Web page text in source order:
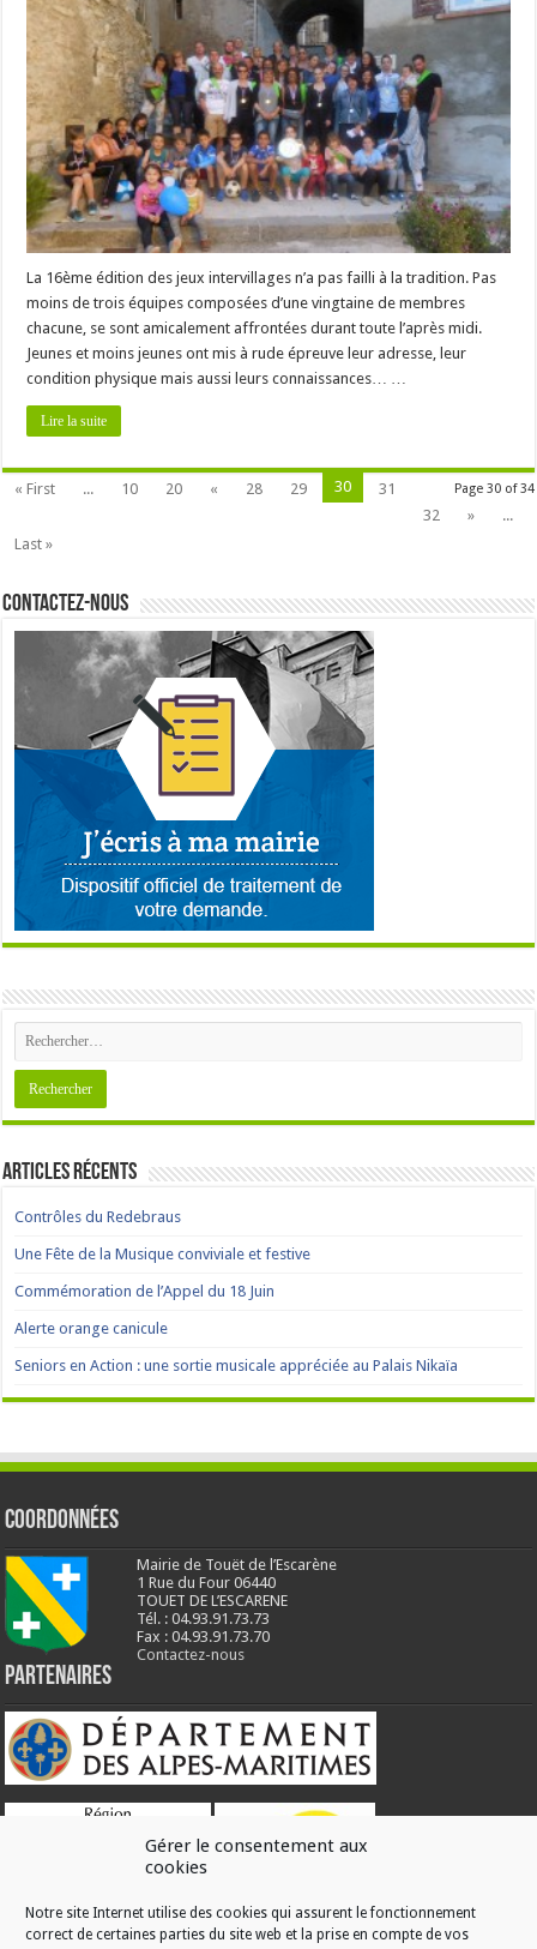
Gérer le consentement aux
cookies
Notre site Internet utilise des cookies qui assurent le fonctionnement
correct de certaines parties du site web et la prise en compte de vos
La 16ème édition des jeux intervillages n’a pas failli à la tradition. Pas
moins de trois équipes composées d’une vingtaine de membres
chacune, se sont amicalement affrontées durant toute l’après midi.
Jeunes et moins jeunes ont mis à rude épreuve leur adresse, leur
condition physique mais aussi leurs connaissances… …
Lire la suite
Page 30 of 34
« First ... 10 20 « 28 29 30
31
32
»
...
Last »
Contactez-nous
Articles récents
Contrôles du Redebraus
Une Fête de la Musique conviviale et festive
Commémoration de l’Appel du 18 Juin
Alerte orange canicule
Seniors en Action : une sortie musicale appréciée au Palais Nikaïa
Coordonnées
Mairie de Touët de l’Escarène
1 Rue du Four 06440
TOUET DE L’ESCARENE
Tél. : 04.93.91.73.73
Fax : 04.93.91.73.70
Contactez-nous
Partenaires
RÉALISATION